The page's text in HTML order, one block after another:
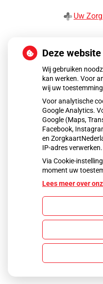
Uw
Deze
Wij gebruiken
kan werken. Voor
wij uw
Voor analytische
Google Analytics.
Google (Maps,
Facebook,
en
IP-adres verwerken.
Via Cookie-
moment uw
Lees meer over